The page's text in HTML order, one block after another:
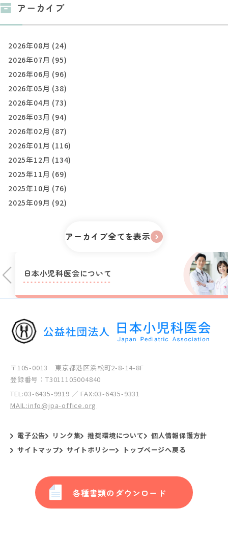
アーカイブ
2026年08月 (24)
2026年07月 (95)
2026年06月 (96)
2026年05月 (38)
2026年04月 (73)
2026年03月 (94)
2026年02月 (87)
2026年01月 (116)
2025年12月 (134)
2025年11月 (69)
2025年10月 (76)
2025年09月 (92)
アーカイブ全てを表示
日本小児科医会について
〒105-0013 東京都港区浜松町2-8-14-8F
登録番号：T3011105004840
TEL:03-6435-9919 ／ FAX:03-6435-9331
MAIL:info@jpa-office.org
電子公告 リンク集 推奨環境について
個人情報保護方針
サイトマップ
サイトポリシー トップページへ戻る
各種書類のダウンロード